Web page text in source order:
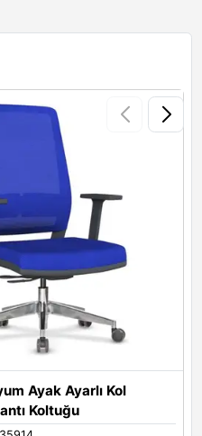
Ayak Ayarlı Kol
Koltuğu